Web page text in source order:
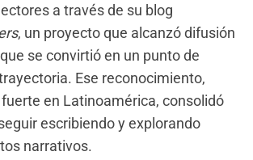
a través de su blog
, un proyecto que alcanzó difusión
se convirtió en un punto de
Ese reconocimiento,
en Latinoamérica, consolidó
escribiendo y explorando
narrativos.